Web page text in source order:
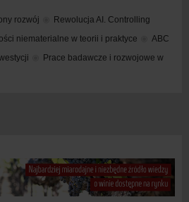
rozwój
Rewolucja AI. Controlling
niematerialne w teorii i praktyce
ABC
Prace badawcze i rozwojowe w